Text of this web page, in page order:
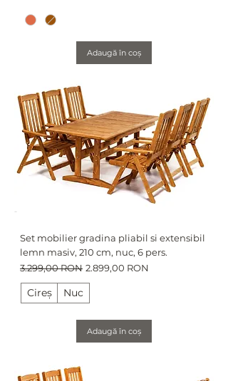
Adaugă în coș
Set mobilier gradina pliabil si extensibil
lemn masiv, 210 cm, nuc, 6 pers.
Preț normal
3.299,00 RON Preț redus
2.899,00 RON
Cireș Nuc
Adaugă în coș